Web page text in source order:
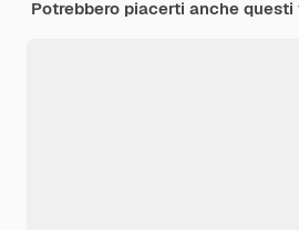
Potrebbero piacerti anche